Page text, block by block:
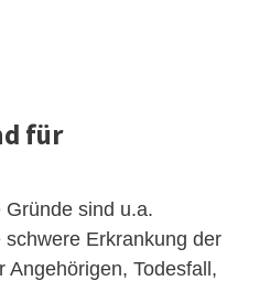
für
sind u.a.
Erkrankung der
Angehörigen, Todesfall,